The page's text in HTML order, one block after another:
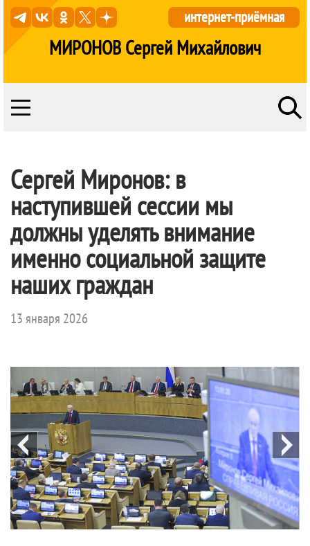
МИРОНОВ Сергей Михайлович
интернет-приёмная
Сергей Миронов: в
наступившей сессии мы
должны уделять внимание
именно социальной защите
наших граждан
13 января 2026